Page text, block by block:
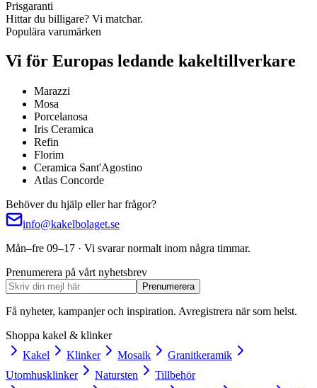
Prisgaranti
Hittar du billigare? Vi matchar.
Populära varumärken
Vi för Europas ledande kakeltillverkare
Marazzi
Mosa
Porcelanosa
Iris Ceramica
Refin
Florim
Ceramica Sant'Agostino
Atlas Concorde
Behöver du hjälp eller har frågor?
info@kakelbolaget.se
Mån–fre 09–17 · Vi svarar normalt inom några timmar.
Prenumerera på vårt nyhetsbrev
Prenumerera
Få nyheter, kampanjer och inspiration. Avregistrera när som helst.
Shoppa kakel & klinker
Kakel
Klinker Mosaik
Granitkeramik
Utomhusklinker
Natursten
Tillbehör